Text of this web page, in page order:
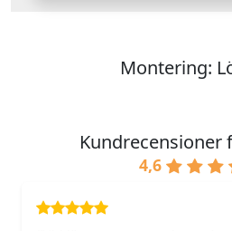
Montering:
Kundrecensioner
4,6